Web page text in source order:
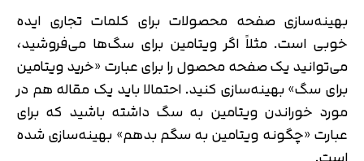
بهینه‌سازی صفحه محصولات برای کلمات تجاری ایده
خوبی است. مثلاً اگر ویتامین برای سگ‌ها می‌فروشید،
می‌توانید یک صفحه محصول را برای عبارت «خرید ویتامین
برای سگ» بهینه‌سازی کنید. احتمالا باید یک مقاله هم در
مورد خوراندن ویتامین به سگ داشته باشید که برای
عبارت «چگونه ویتامین به سگم بدهم» بهینه‌سازی شده